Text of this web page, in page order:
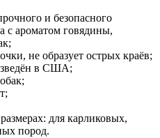
и безопасного
с ароматом говядины,
не образует острых краёв;
в США;
для карликовых,
пород.